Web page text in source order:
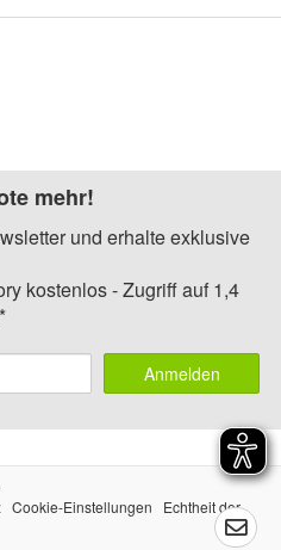
mehr!
und erhalte exklusive
kostenlos - Zugriff auf 1,4
Anmelden
Cookie-Einstellungen
Echtheit der